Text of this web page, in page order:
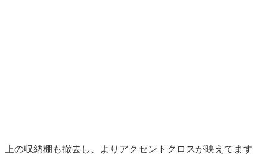
上の収納棚も撤去し、よりアクセントクロスが映えてます